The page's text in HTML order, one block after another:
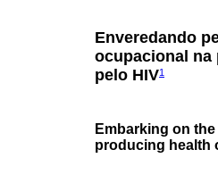
Enveredando
ocupacional na
pelo HIV1
Embarking on
producing health